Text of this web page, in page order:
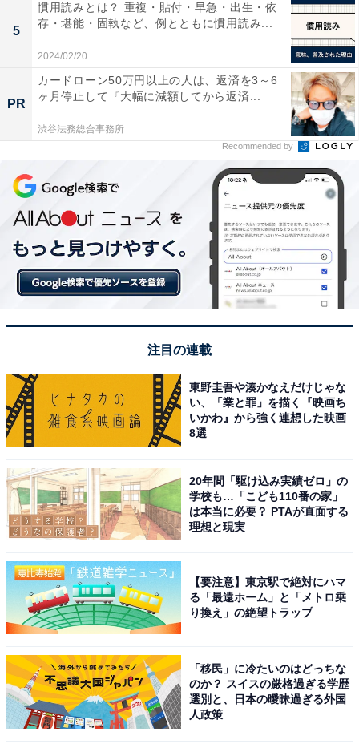
とも言いますが、それぞれ意味が異なります。
「応対する」は、受付で名前や要件を聞く、担当ではな
い者が一時的にやり取りをするなど、来客に対してただ
何かしらの受け答えをすることを指します。
対して「対応する」は、来客の目的に応じて具体的な行
動をとること（例えば、打ち合わせや商談をすすめる、
クレーム処理をするなど）を指します。
「対応」と同じように、何かに合わせて行動をする意味
の言葉に「対処」があります。対処の意味は、「ある事
に対して適当な処置をとること」（『大辞林 第四版』三
省堂より）です。
ただ行動をするだけでなく、「処置をとる」、つまり状
5
慣用読みとは？ 重複・貼付・早急・出生・依
存・堪能・固執など、例とともに慣用読み...
2024/02/20
PR
カードローン50万円以上の人は、返済を3～6
ヶ月停止して『大幅に減額してから返済...
渋谷法務総合事務所
Recommended by
注目の連載
東野圭吾や湊かなえだけじゃな
い、「業と罪」を描く『映画ち
いかわ』から強く連想した映画
8選
20年間「駆け込み実績ゼロ」の
学校も…「こども110番の家」
は本当に必要？ PTAが直面する
理想と現実
【要注意】東京駅で絶対にハマ
る「最遠ホーム」と「メトロ乗
り換え」の絶望トラップ
「移民」に冷たいのはどっちな
のか？ スイスの厳格過ぎる学歴
選別と、日本の曖昧過ぎる外国
人政策